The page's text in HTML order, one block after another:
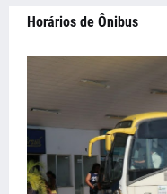
Horários de Ônibus